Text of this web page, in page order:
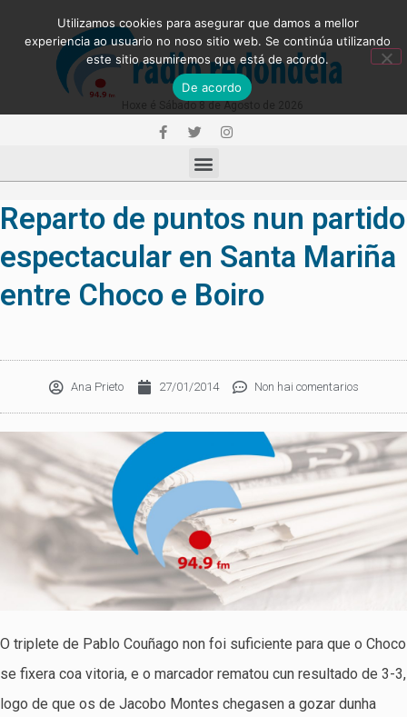
Reparto de puntos nun partido
espectacular en Santa Mariña
entre Choco e Boiro
Ana Prieto 27/01/2014 Non hai comentarios
O triplete de Pablo Couñago non foi suficiente para que o Choco
se fixera coa vitoria, e o marcador rematou cun resultado de 3-3,
logo de que os de Jacobo Montes chegasen a gozar dunha
Utilizamos cookies para asegurar que damos a mellor
experiencia ao usuario no noso sitio web. Se continúa utilizando
este sitio asumiremos que está de acordo.
De acordo